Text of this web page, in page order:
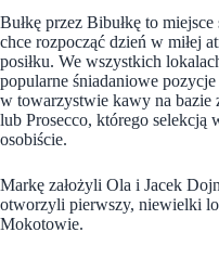
Bułkę przez Bibułkę to
chce rozpocząć dzień w miłej
posiłku. We wszystkich
popularne śniadaniowe pozycje
w towarzystwie kawy na bazie
lub Prosecco, którego selekcją
osobiście.
Markę założyli Ola i Jacek
otworzyli pierwszy, niewielki
Mokotowie.